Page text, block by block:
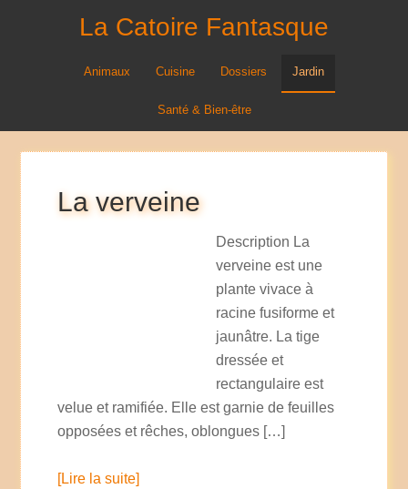
La Catoire Fantasque
Animaux Cuisine Dossiers Jardin
Santé & Bien-être
La verveine
Description La
verveine est une
plante vivace à
racine fusiforme et
jaunâtre. La tige
dressée et
rectangulaire est
velue et ramifiée. Elle est garnie de feuilles
opposées et rêches, oblongues […]
[Lire la suite]